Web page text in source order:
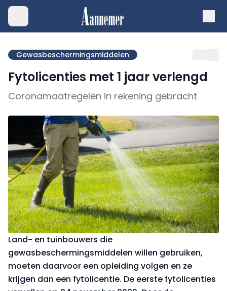
Gewasbeschermingsmiddelen
Fytolicenties met 1 jaar verlengd
Coronamaatregelen in rekening gebracht
Land- en tuinbouwers die
gewasbeschermingsmiddelen willen gebruiken,
moeten daarvoor een opleiding volgen en ze
krijgen dan een fytolicentie. De eerste fytolicenties